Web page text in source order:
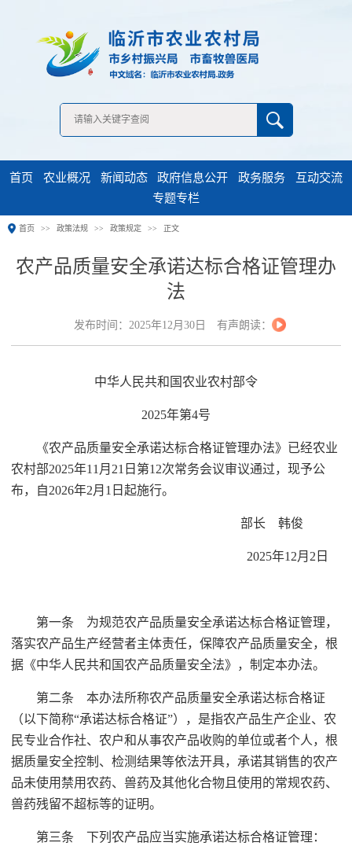
首页 农业概况 新闻动态 政府信息公开 政务服务
互动交流
专题专栏
首页 政策法规 政策规定 正文
农产品质量安全承诺达标合格证管理办
法
发布时间：2025年12月30日 有声朗读：
中华人民共和国农业农村部令
2025年第4号
《农产品质量安全承诺达标合格证管理办法》已经农业
农村部2025年11月21日第12次常务会议审议通过，现予公
布，自2026年2月1日起施行。
部长 韩俊
2025年12月2日
第一条 为规范农产品质量安全承诺达标合格证管理，
落实农产品生产经营者主体责任，保障农产品质量安全，根
据《中华人民共和国农产品质量安全法》，制定本办法。
第二条 本办法所称农产品质量安全承诺达标合格证
（以下简称“承诺达标合格证”），是指农产品生产企业、农
民专业合作社、农户和从事农产品收购的单位或者个人，根
据质量安全控制、检测结果等依法开具，承诺其销售的农产
品未使用禁用农药、兽药及其他化合物且使用的常规农药、
兽药残留不超标等的证明。
第三条 下列农产品应当实施承诺达标合格证管理：